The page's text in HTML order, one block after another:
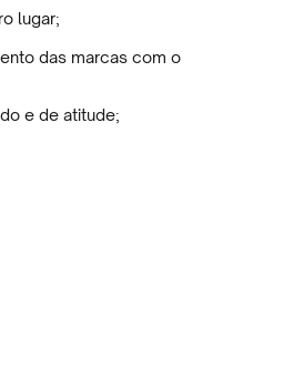
lugar;
das marcas com o
e de atitude;